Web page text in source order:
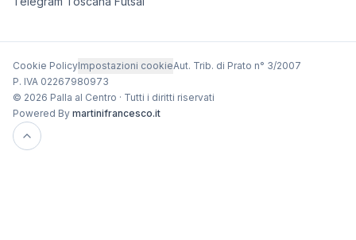
Cookie PolicyImpostazioni cookieAut. Trib. di Prato n° 3/2007
P. IVA 02267980973
© 2026 Palla al Centro · Tutti i diritti riservati
Powered By martinifrancesco.it